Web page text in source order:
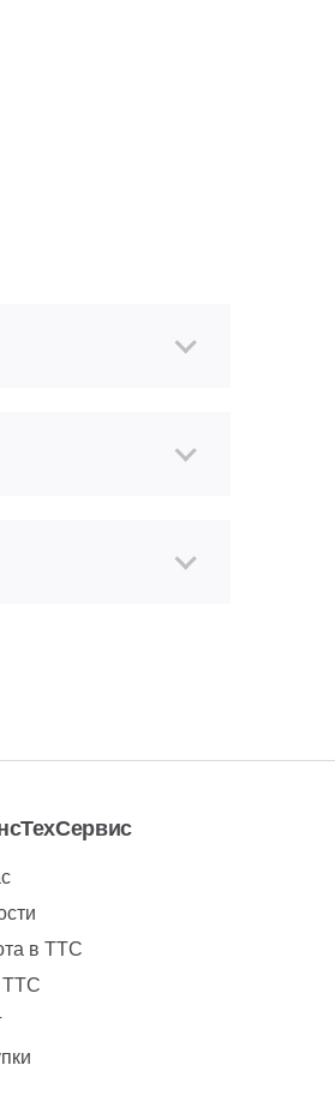
в ТТС
ТТС